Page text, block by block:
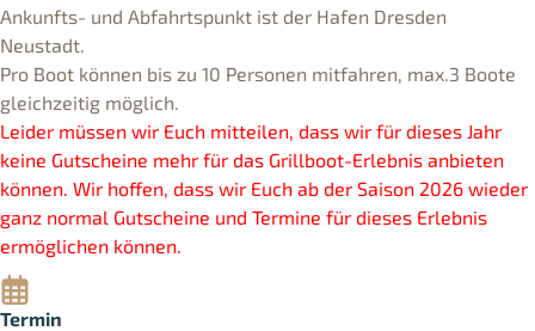
Ankunfts- und Abfahrtspunkt ist der Hafen Dresden
Neustadt.
Pro Boot können bis zu 10 Personen mitfahren, max.3 Boote
gleichzeitig möglich.
Leider müssen wir Euch mitteilen, dass wir für dieses Jahr
keine Gutscheine mehr für das Grillboot-Erlebnis anbieten
können. Wir hoffen, dass wir Euch ab der Saison 2026 wieder
ganz normal Gutscheine und Termine für dieses Erlebnis
ermöglichen können.
Termin